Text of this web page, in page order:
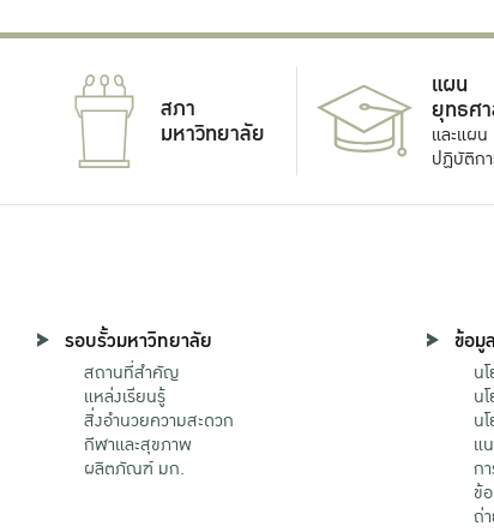
สภา
มหาวิทยาลัย
แผน
ยุทธศ
และแผน
ปฏิบัติก
รอบรั้วมหาวิทยาลัย
สถานที่สำคัญ
แหล่งเรียนรู้
สิ่งอำนวยความสะดวก
กีฬาและสุขภาพ
ผลิตภัณฑ์ มก.
ข้อมู
น
น
น
แ
ก
ข้
ถ่